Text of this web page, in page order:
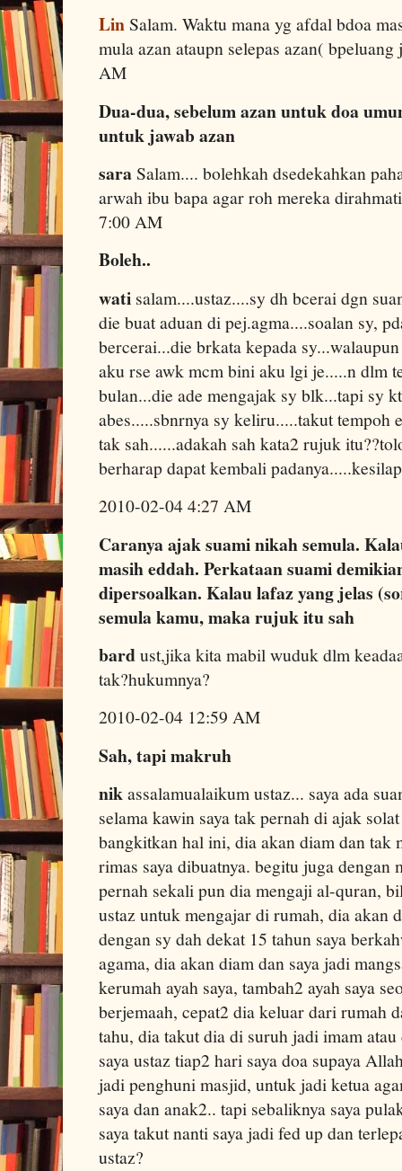
LinSalam. Waktu mana yg afdal bdoa
mula azan ataupn selepas azan(
AM
Dua-dua, sebelum azan untuk doa
untuk jawab azan
saraSalam.... bolehkah dsedekahkan
arwah ibu bapa agar roh mereka
7:00 AM
Boleh..
wati salam....ustaz....sy dh bcerai dgn
die buat aduan di pej.agma....soalan sy,
bercerai...die brkata kepada
aku rse awk mcm bini aku lgi je.....n dlm
bulan...die ade mengajak sy blk...tapi sy
abes.....sbnrnya sy keliru.....takut
tak sah......adakah sah kata2 rujuk
berharap dapat kembali
2010-02-04 4:27 AM
Caranya ajak suami nikah semula.
masih eddah. Perkataan suami
dipersoalkan. Kalau lafaz yang jelas
semula kamu, maka rujuk itu sah
bardust,jika kita mabil wuduk dlm
tak?hukumnya?
2010-02-04 12:59 AM
Sah, tapi makruh
nikassalamualaikum ustaz... saya ada
selama kawin saya tak pernah di ajak
bangkitkan hal ini, dia akan diam dan tak
rimas saya dibuatnya. begitu juga
pernah sekali pun dia mengaji al-quran,
ustaz untuk mengajar di rumah, dia akan
dengan sy dah dekat 15 tahun saya
agama, dia akan diam dan saya jadi
kerumah ayah saya, tambah2 ayah saya
berjemaah, cepat2 dia keluar dari rumah
tahu, dia takut dia di suruh jadi imam
saya ustaz tiap2 hari saya doa supaya
jadi penghuni masjid, untuk jadi ketua
saya dan anak2.. tapi sebaliknya saya
saya takut nanti saya jadi fed up dan
ustaz?